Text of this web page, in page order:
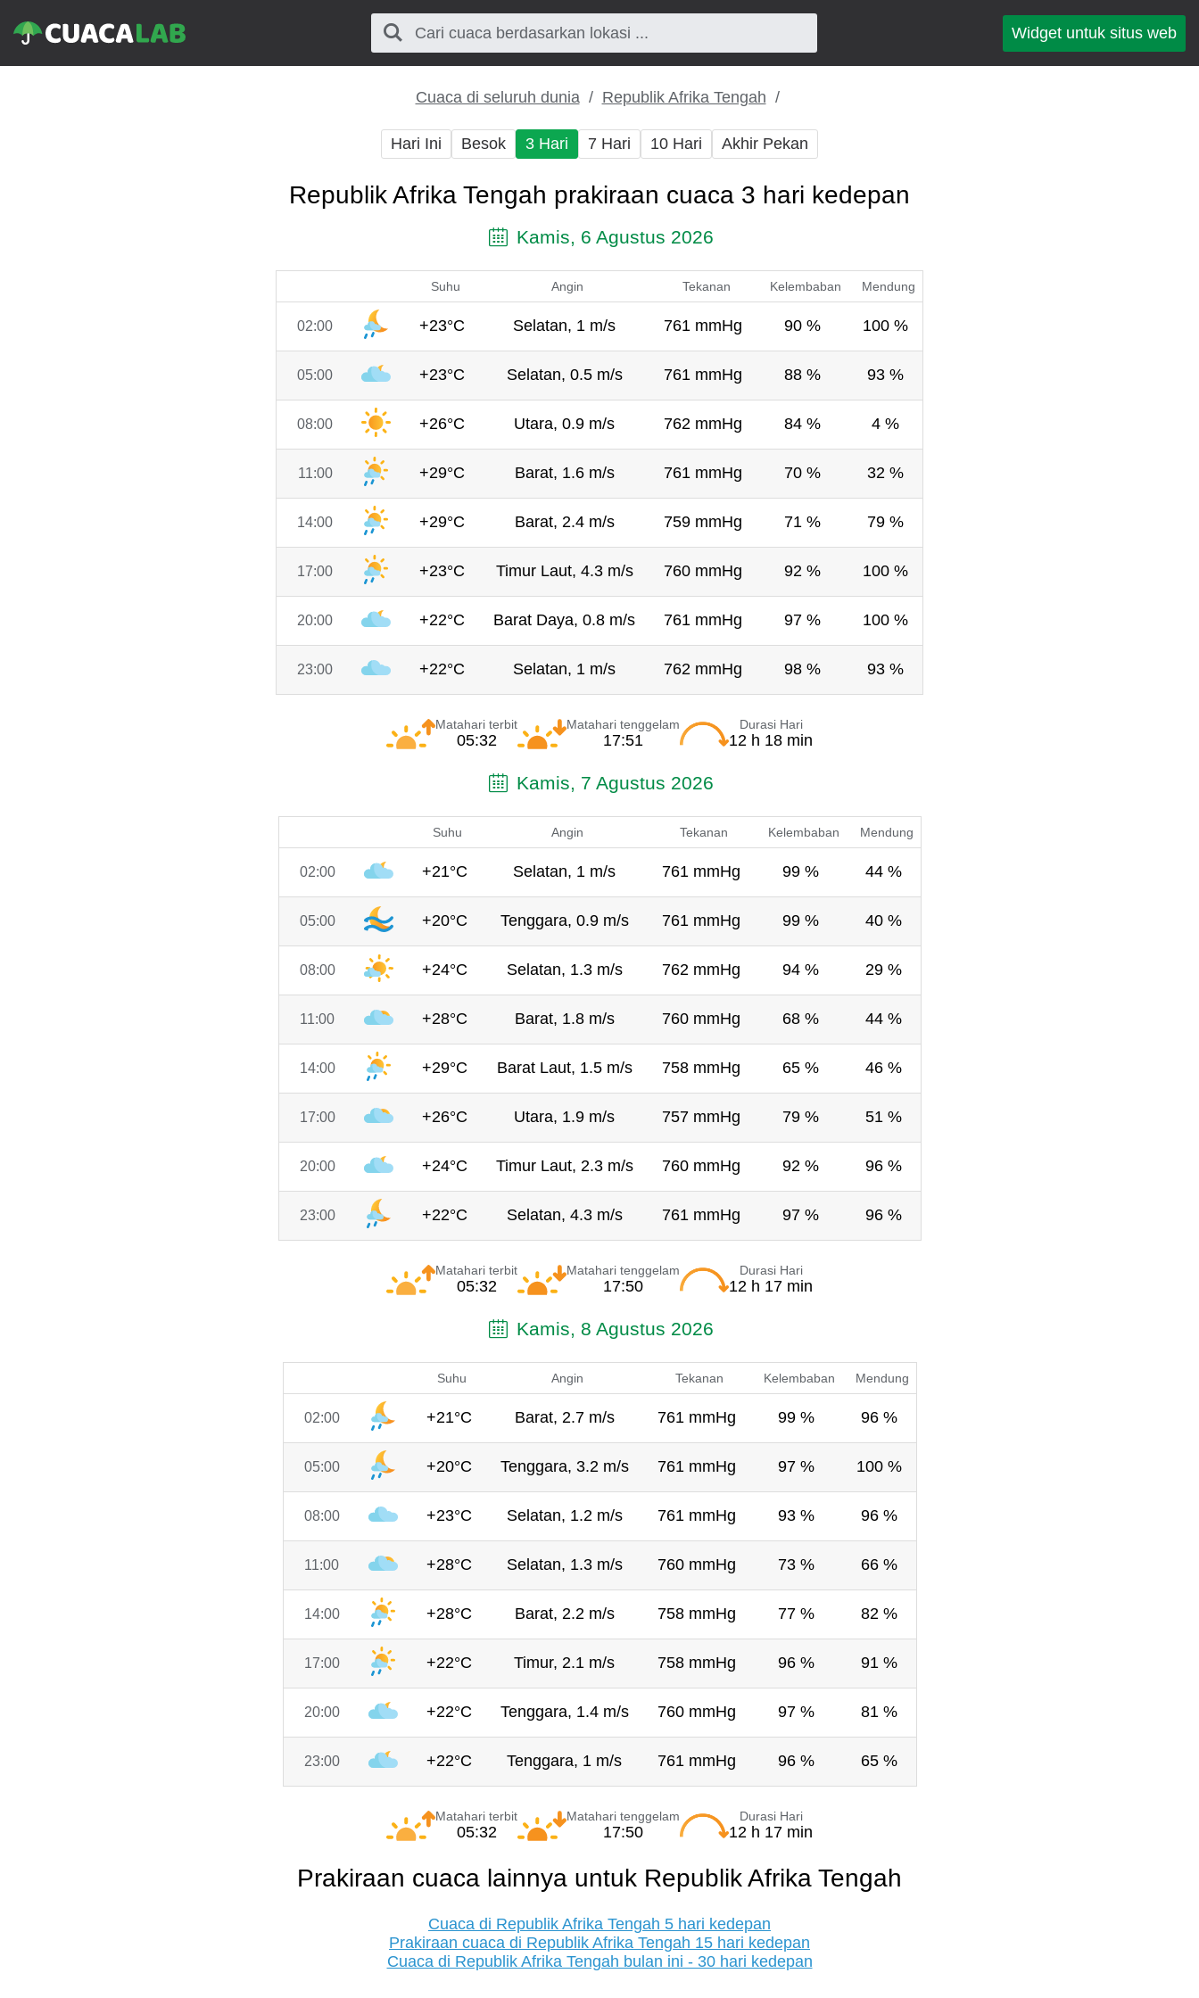
Widget untuk situs web
Cuaca di seluruh dunia Republik Afrika Tengah
Hari Ini Besok 3 Hari 7 Hari 10 Hari Akhir Pekan
Republik Afrika Tengah prakiraan cuaca 3 hari kedepan
Kamis, 6 Agustus 2026
Suhu Angin Tekanan Kelembaban Mendung
02:00 +23°C Selatan, 1 m/s 761 mmHg 90 % 100 %
05:00 +23°C Selatan, 0.5 m/s 761 mmHg 88 % 93 %
08:00 +26°C Utara, 0.9 m/s 762 mmHg 84 % 4 %
11:00 +29°C Barat, 1.6 m/s 761 mmHg 70 % 32 %
14:00 +29°C Barat, 2.4 m/s 759 mmHg 71 % 79 %
17:00 +23°C Timur Laut, 4.3 m/s 760 mmHg 92 % 100 %
20:00 +22°C Barat Daya, 0.8 m/s 761 mmHg 97 % 100 %
23:00 +22°C Selatan, 1 m/s 762 mmHg 98 % 93 %
Matahari terbit
05:32
Matahari tenggelam
17:51
Durasi Hari
12 h 18 min
Kamis, 7 Agustus 2026
Suhu Angin Tekanan Kelembaban Mendung
02:00 +21°C Selatan, 1 m/s 761 mmHg 99 % 44 %
05:00 +20°C Tenggara, 0.9 m/s 761 mmHg 99 % 40 %
08:00 +24°C Selatan, 1.3 m/s 762 mmHg 94 % 29 %
11:00 +28°C Barat, 1.8 m/s 760 mmHg 68 % 44 %
14:00 +29°C Barat Laut, 1.5 m/s 758 mmHg 65 % 46 %
17:00 +26°C Utara, 1.9 m/s 757 mmHg 79 % 51 %
20:00 +24°C Timur Laut, 2.3 m/s 760 mmHg 92 % 96 %
23:00 +22°C Selatan, 4.3 m/s 761 mmHg 97 % 96 %
Matahari terbit
05:32
Matahari tenggelam
17:50
Durasi Hari
12 h 17 min
Kamis, 8 Agustus 2026
Suhu Angin Tekanan Kelembaban Mendung
02:00 +21°C Barat, 2.7 m/s 761 mmHg 99 % 96 %
05:00 +20°C Tenggara, 3.2 m/s 761 mmHg 97 % 100 %
08:00 +23°C Selatan, 1.2 m/s 761 mmHg 93 % 96 %
11:00 +28°C Selatan, 1.3 m/s 760 mmHg 73 % 66 %
14:00 +28°C Barat, 2.2 m/s 758 mmHg 77 % 82 %
17:00 +22°C Timur, 2.1 m/s 758 mmHg 96 % 91 %
20:00 +22°C Tenggara, 1.4 m/s 760 mmHg 97 % 81 %
23:00 +22°C Tenggara, 1 m/s 761 mmHg 96 % 65 %
Matahari terbit
05:32
Matahari tenggelam
17:50
Durasi Hari
12 h 17 min
Prakiraan cuaca lainnya untuk Republik Afrika Tengah
Cuaca di Republik Afrika Tengah 5 hari kedepan
Prakiraan cuaca di Republik Afrika Tengah 15 hari kedepan
Cuaca di Republik Afrika Tengah bulan ini - 30 hari kedepan